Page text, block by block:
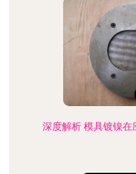
深度解析 模具镀镍